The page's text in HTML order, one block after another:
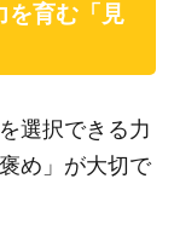
を育む「見
選択できる力
め」が大切で